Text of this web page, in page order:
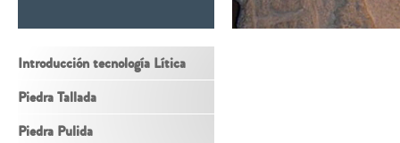
Introducción tecnología Lítica
Piedra Tallada
Piedra Pulida